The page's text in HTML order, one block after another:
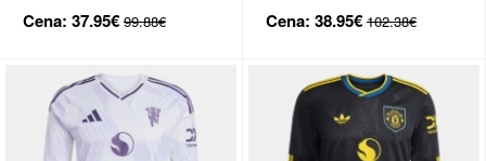
Cena: 37.95€ 99.88€ Cena: 38.95€ 102.38€